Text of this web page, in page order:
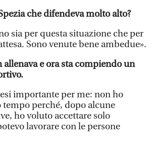
che difendeva molto alto?
sia per questa situazione che per
Sono venute bene ambedue».
allenava e ora sta compiendo un
importante per me: non ho
tempo perché, dopo alcune
ho voluto accettare solo
lavorare con le persone